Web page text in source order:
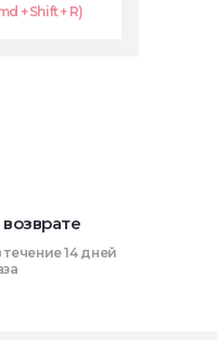
+ Shift + R)
14 дней